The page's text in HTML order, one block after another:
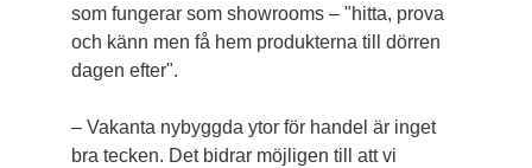
som fungerar som showrooms – "hitta, prova
och känn men få hem produkterna till dörren
dagen efter".
– Vakanta nybyggda ytor för handel är inget
bra tecken. Det bidrar möjligen till att vi